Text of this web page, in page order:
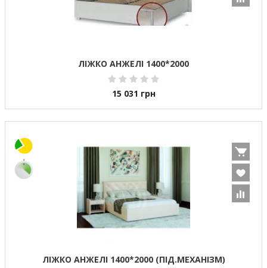
ЛІЖКО АНЖЕЛІ 1400*2000
15 031 грн
ЛІЖКО АНЖЕЛІ 1400*2000 (ПІД.МЕХАНІЗМ)